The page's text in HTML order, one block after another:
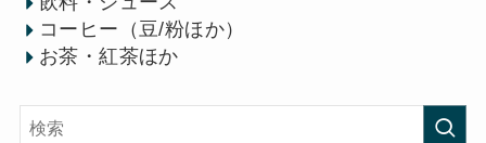
コーヒー（豆/粉ほか）
お茶・紅茶ほか